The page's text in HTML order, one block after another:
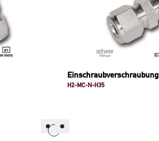
Einschraubverschraubung
H2-MC-N-H35